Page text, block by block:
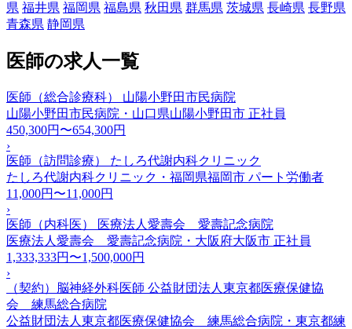
県 福井県 福岡県 福島県 秋田県 群馬県 茨城県 長崎県 長野県
青森県 静岡県
医師の求人一覧
医師（総合診療科） 山陽小野田市民病院
山陽小野田市民病院・山口県山陽小野田市 正社員
450,300円〜654,300円
›
医師（訪問診療） たしろ代謝内科クリニック
たしろ代謝内科クリニック・福岡県福岡市 パート労働者
11,000円〜11,000円
›
医師（内科医） 医療法人愛壽会 愛壽記念病院
医療法人愛壽会 愛壽記念病院・大阪府大阪市 正社員
1,333,333円〜1,500,000円
›
（契約）脳神経外科医師 公益財団法人東京都医療保健協
会 練馬総合病院
公益財団法人東京都医療保健協会 練馬総合病院・東京都練